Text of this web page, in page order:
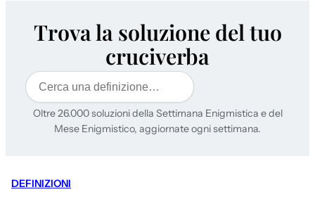
Trova la soluzione del tuo
cruciverba
Cerca
Oltre 26.000 soluzioni della Settimana Enigmistica e del
Mese Enigmistico, aggiornate ogni settimana.
DEFINIZIONI